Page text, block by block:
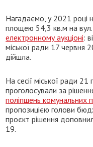
Нагадаємо, у 2021 році
площею 54,3 кв.м на
електронному аукціоні:
міської ради 17 червня
дійшла.
На сесії міської ради
проголосували за
поліпшень комунальних
пропозицією голови
проєкт рішення
19.